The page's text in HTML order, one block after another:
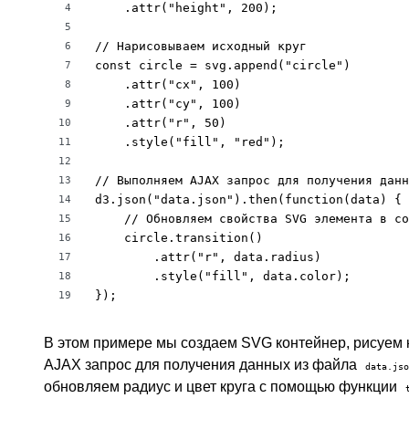
4
5
6
7
8
9
10
11
12
13
14
15
16
17
18
19
    .attr("height", 200);
// Нарисовываем исходный круг
const circle = svg.append("circle")
    .attr("cx", 100)
    .attr("cy", 100)
    .attr("r", 50)
    .style("fill", "red");
// Выполняем AJAX запрос для получения
d3.json("data.json").then(function(data) {
// Обновляем свойства SVG элемента в
    circle.transition()
        .attr("r", data.radius)
        .style("fill", data.color);
});
В этом примере мы создаем SVG контейнер, рисуем
AJAX запрос для получения данных из файла
обновляем радиус и цвет круга с помощью функции